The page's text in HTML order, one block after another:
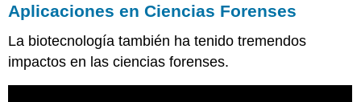
Aplicaciones enCiencias Forenses
La biotecnología también ha tenido tremendos
impactos en las ciencias forenses.